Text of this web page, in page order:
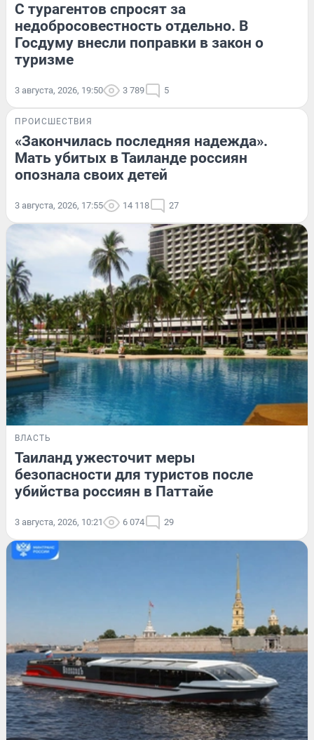
С турагентов спросят за
недобросовестность отдельно. В
Госдуму внесли поправки в закон о
туризме
3 августа, 2026, 19:50 3 789 5
ПРОИСШЕСТВИЯ
«Закончилась последняя надежда».
Мать убитых в Таиланде россиян
опознала своих детей
3 августа, 2026, 17:55 14 118 27
ВЛАСТЬ
Таиланд ужесточит меры
безопасности для туристов после
убийства россиян в Паттайе
3 августа, 2026, 10:21 6 074 29